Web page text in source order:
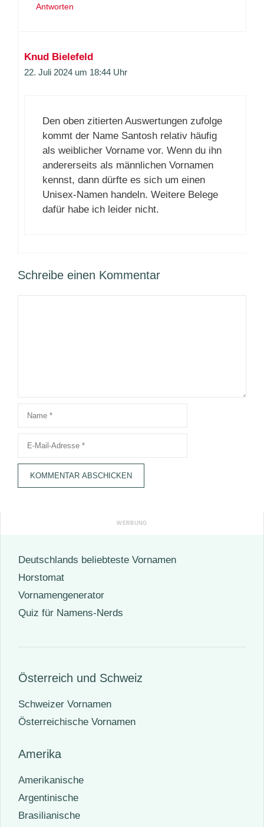
Antworten
Knud Bielefeld
22. Juli 2024 um 18:44 Uhr
Den oben zitierten Auswertungen zufolge
kommt der Name Santosh relativ häufig
als weiblicher Vorname vor. Wenn du ihn
andererseits als männlichen Vornamen
kennst, dann dürfte es sich um einen
Unisex-Namen handeln. Weitere Belege
dafür habe ich leider nicht.
Schreibe einen Kommentar
Name
Adresse
Deutschlands beliebteste Vornamen
Horstomat
Vornamengenerator
Quiz für Namens-Nerds
Österreich und Schweiz
Schweizer Vornamen
Österreichische Vornamen
Amerika
Amerikanische
Argentinische
Brasilianische